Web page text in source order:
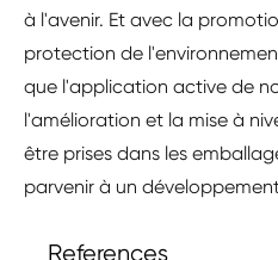
à l'avenir. Et avec la
protection de
que l'application active de
l'amélioration et la mise à
être prises dans les
parvenir à un
References